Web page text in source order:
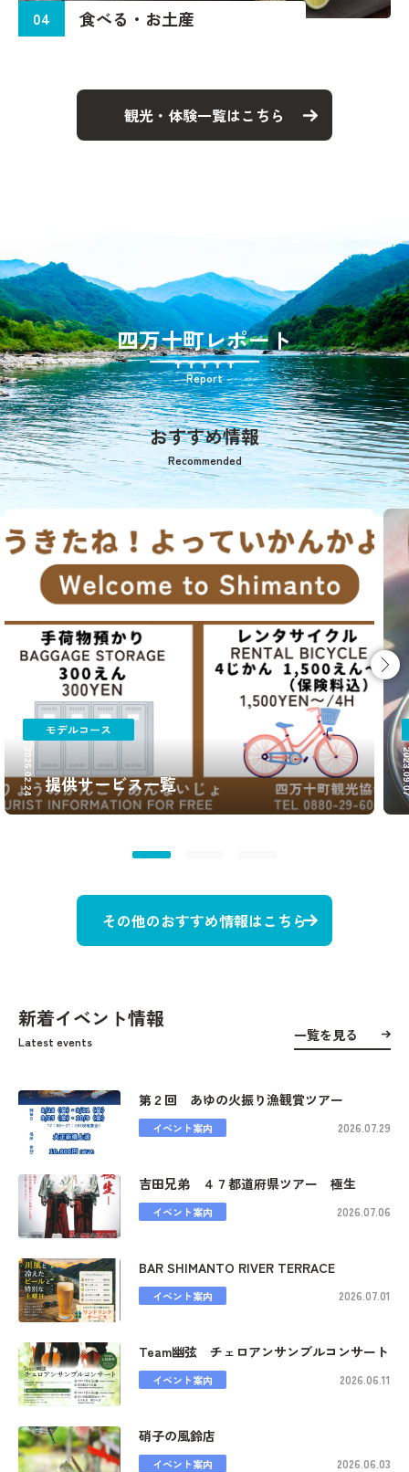
04 食べる ・ お土産
観光・体験一覧はこちら
四万十町レポート
Report
おすすめ情報
Recommended
モデルコース
2026.02.24 提供サービス一覧
その他のおすすめ情報はこちら
新着イベント情報
Latest events 一覧を見る
第２回 あゆの火振り漁観賞ツアー
イベント案内 2026.07.29
吉田兄弟 ４７都道府県ツアー 極生
イベント案内 2026.07.06
BAR SHIMANTO RIVER TERRACE
イベント案内 2026.07.01
Team幽弦 チェロアンサンブルコンサート
イベント案内 2026.06.11
硝子の風鈴店
イベント案内 2026.06.03